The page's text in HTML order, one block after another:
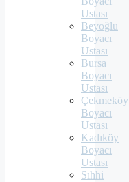
Ustası
Beyoğlu
Boyacı
Ustası
Bursa
Boyacı
Ustası
Çekmeköy
Boyacı
Ustası
Kadıköy
Boyacı
Ustası
Sıhhi